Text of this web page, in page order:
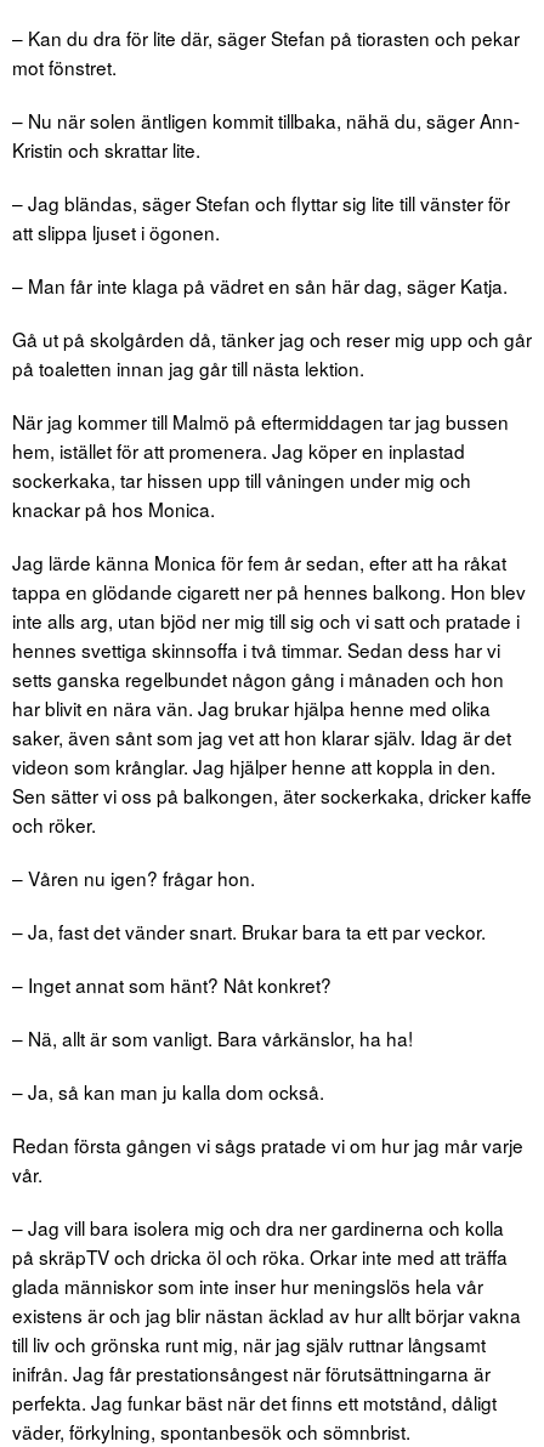
– Kan du dra för lite där, säger Stefan på tiorasten och pekar
mot fönstret.
– Nu när solen äntligen kommit tillbaka, nähä du, säger Ann-
Kristin och skrattar lite.
– Jag bländas, säger Stefan och flyttar sig lite till vänster för
att slippa ljuset i ögonen.
– Man får inte klaga på vädret en sån här dag, säger Katja.
Gå ut på skolgården då, tänker jag och reser mig upp och går
på toaletten innan jag går till nästa lektion.
När jag kommer till Malmö på eftermiddagen tar jag bussen
hem, istället för att promenera. Jag köper en inplastad
sockerkaka, tar hissen upp till våningen under mig och
knackar på hos Monica.
Jag lärde känna Monica för fem år sedan, efter att ha råkat
tappa en glödande cigarett ner på hennes balkong. Hon blev
inte alls arg, utan bjöd ner mig till sig och vi satt och pratade i
hennes svettiga skinnsoffa i två timmar. Sedan dess har vi
setts ganska regelbundet någon gång i månaden och hon
har blivit en nära vän. Jag brukar hjälpa henne med olika
saker, även sånt som jag vet att hon klarar själv. Idag är det
videon som krånglar. Jag hjälper henne att koppla in den.
Sen sätter vi oss på balkongen, äter sockerkaka, dricker kaffe
och röker.
– Våren nu igen? frågar hon.
– Ja, fast det vänder snart. Brukar bara ta ett par veckor.
– Inget annat som hänt? Nåt konkret?
– Nä, allt är som vanligt. Bara vårkänslor, ha ha!
– Ja, så kan man ju kalla dom också.
Redan första gången vi sågs pratade vi om hur jag mår varje
vår.
– Jag vill bara isolera mig och dra ner gardinerna och kolla
på skräpTV och dricka öl och röka. Orkar inte med att träffa
glada människor som inte inser hur meningslös hela vår
existens är och jag blir nästan äcklad av hur allt börjar vakna
till liv och grönska runt mig, när jag själv ruttnar långsamt
inifrån. Jag får prestationsångest när förutsättningarna är
perfekta. Jag funkar bäst när det finns ett motstånd, dåligt
väder, förkylning, spontanbesök och sömnbrist.